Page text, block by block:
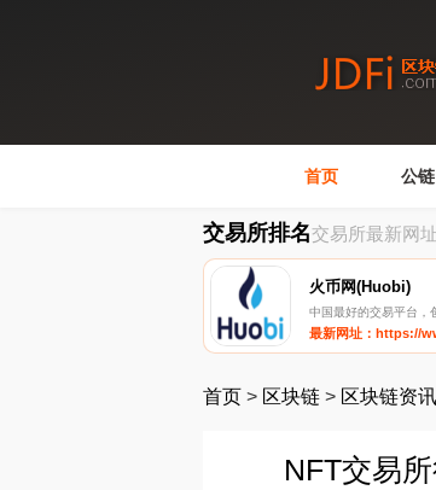
首页 公链
交易所排名交易所最新网址
火币网(Huobi)
中国最好的交易平台，
最新网址：https://
首页 > 区块链 > 区块链资讯
NFT交易